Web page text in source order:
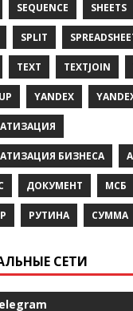
SEQUENCE SHEETS
SPLIT
TEXT TEXTJOIN
YANDEX
БИЗНЕСА
ДОКУМЕНТ МСБ
РУТИНА СУММА
СЕТИ